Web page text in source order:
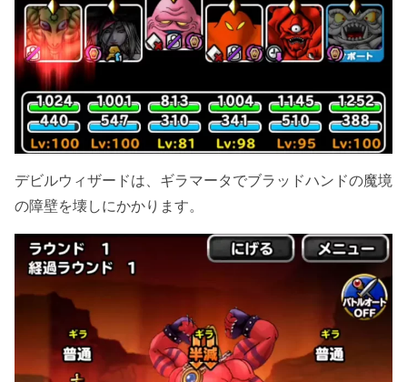
デビルウィザードは、ギラマータでブラッドハンドの魔境
の障壁を壊しにかかります。